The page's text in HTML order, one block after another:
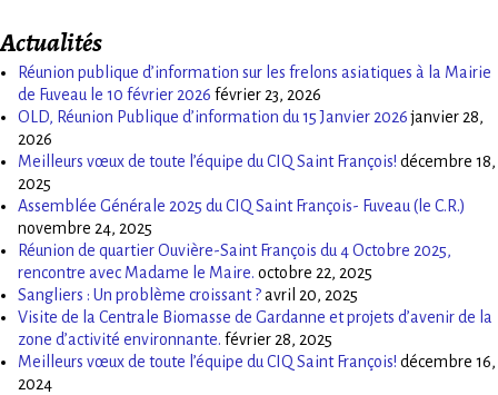
Actualités
Réunion publique d’information sur les frelons asiatiques à la Mairie
de Fuveau le 10 février 2026 février 23, 2026
OLD, Réunion Publique d’information du 15 Janvier 2026 janvier 28,
2026
Meilleurs vœux de toute l’équipe du CIQ Saint François! décembre 18,
2025
Assemblée Générale 2025 du CIQ Saint François- Fuveau (le C.R.)
novembre 24, 2025
Réunion de quartier Ouvière-Saint François du 4 Octobre 2025,
rencontre avec Madame le Maire. octobre 22, 2025
Sangliers : Un problème croissant ?avril 20, 2025
Visite de la Centrale Biomasse de Gardanne et projets d’avenir de la
zone d’activité environnante. février 28, 2025
Meilleurs vœux de toute l’équipe du CIQ Saint François! décembre 16,
2024